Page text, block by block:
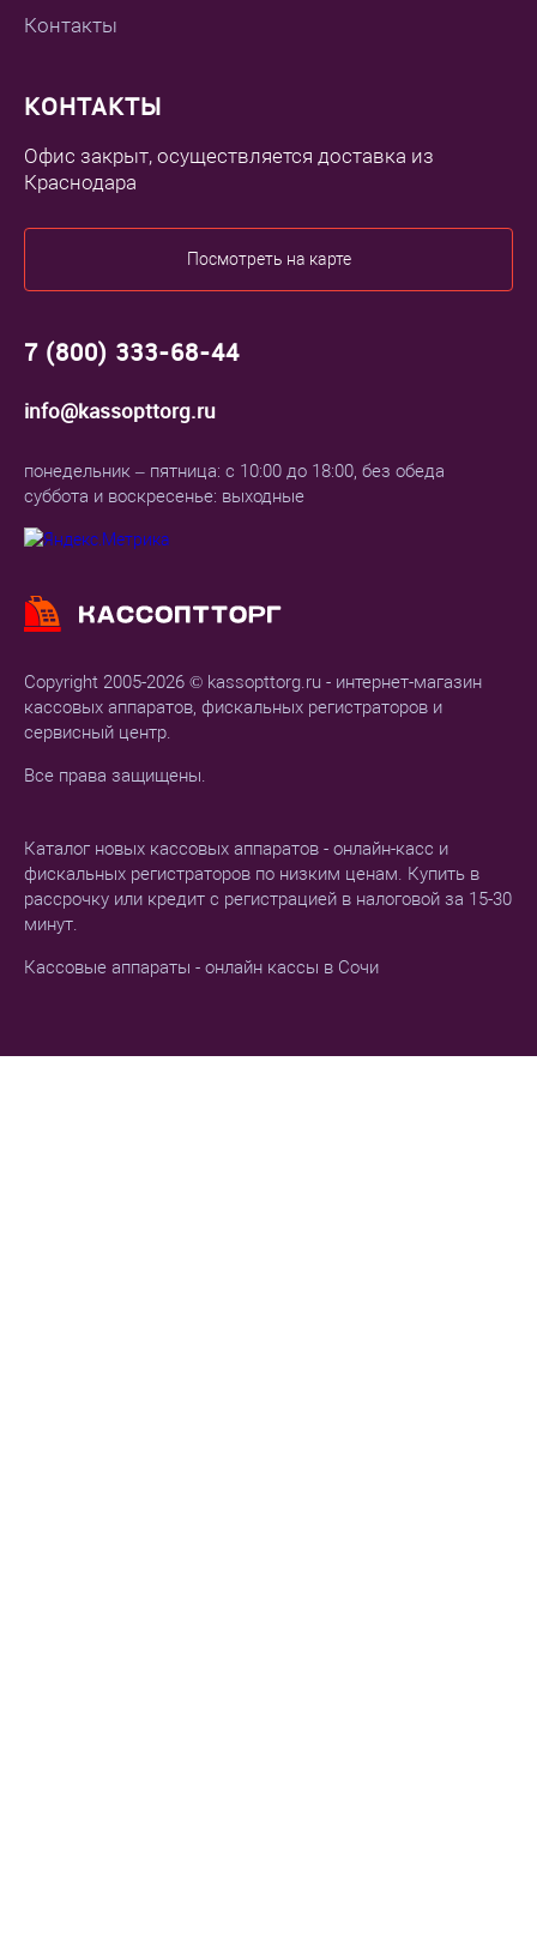
Контакты
Copyright 2005-2026 © kassopttorg.ru - интернет-магазин
кассовых аппаратов, фискальных регистраторов и
сервисный центр.
Все права защищены.
Каталог новых кассовых аппаратов - онлайн-касс и
фискальных регистраторов по низким ценам. Купить в
рассрочку или кредит с регистрацией в налоговой за 15-30
минут.
Кассовые аппараты - онлайн кассы в Сочи
КОНТАКТЫ
Офис закрыт, осуществляется доставка из
Краснодара
Посмотреть на карте
7 (800) 333-68-44
info@kassopttorg.ru
понедельник – пятница: с 10:00 до 18:00, без обеда
суббота и воскресенье: выходные